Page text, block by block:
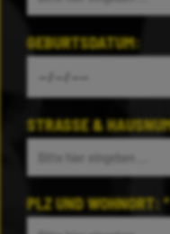
GEBURTSDATUM:
STRASSE &
PLZ UND WOHNORT: *